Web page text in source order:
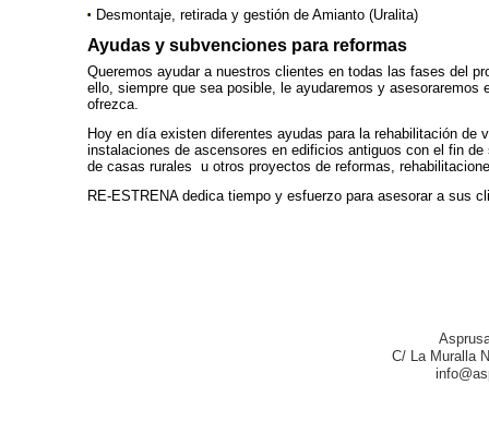
Desmontaje, retirada y gestión de Amianto (Uralita)
Ayudas y subvenciones para reformas
Queremos ayudar a nuestros clientes en todas las fases del
ello, siempre que sea posible, le ayudaremos y
ofrezca.
Hoy en día existen diferentes ayudas para la rehabilitación
instalaciones de ascensores en edificios antiguos con el fin
de casas rurales u otros proyectos de reformas,
RE-ESTRENA dedica tiempo y esfuerzo para asesorar a sus
C/ La Muralla